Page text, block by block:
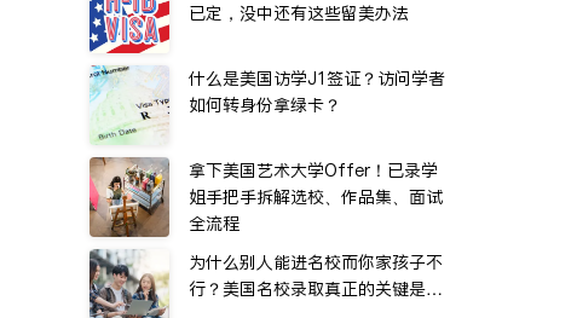
已定，没中还有这些留美办法
什么是美国访学J1签证？访问学者
如何转身份拿绿卡？
拿下美国艺术大学Offer！已录学
姐手把手拆解选校、作品集、面试
全流程
为什么别人能进名校而你家孩子不
行？美国名校录取真正的关键是…